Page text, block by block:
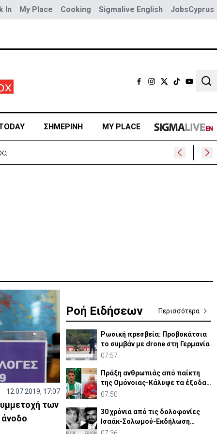
In My Place Cooking Sigmalive English JobsCyprus
ΣΗΜΕΡΙΝΗ MY PLACE
12.07.2019, 17:07
των
Ροή Ειδήσεων Περισσότερα
Ρωσική πρεσβεία: Προβοκάτσια
το συμβάν με drone στη Γερμανία
07:57
Πράξη ανθρωπιάς από παίκτη
της Ομόνοιας-Κάλυψε τα έξοδα
νοσηλείας παιδιού
07:50
30 χρόνια από τις δολοφονίες
Ισαάκ-Σολωμού-Εκδήλωση
μνήμης απόψε στο Παραλίμνι